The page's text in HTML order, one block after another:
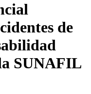
de
SUNAFIL